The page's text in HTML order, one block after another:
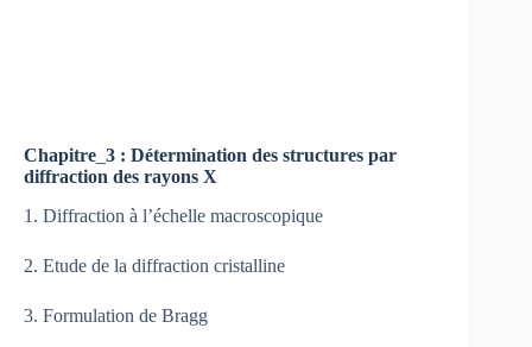
Chapitre 3 : Détermination des structures par
diffraction des rayons X
1. Diffraction à l’échelle macroscopique
2. Etude de la diffraction cristalline
3. Formulation de Bragg